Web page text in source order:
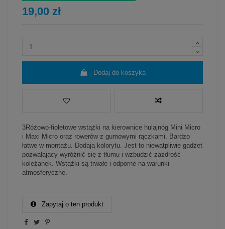
19,00 zł
Dodaj do koszyka
3Różowo-fioletowe wstążki na kierownice hulajnóg Mini Micro
i Maxi Micro oraz rowerów z gumowymi rączkami. Bardzo
łatwe w montażu. Dodają kolorytu. Jest to niewątpliwie gadżet
pozwalający wyróżnić się z tłumu i wzbudzić zazdrość
koleżanek. Wstążki są trwałe i odporne na warunki
atmosferyczne.
Zapytaj o ten produkt